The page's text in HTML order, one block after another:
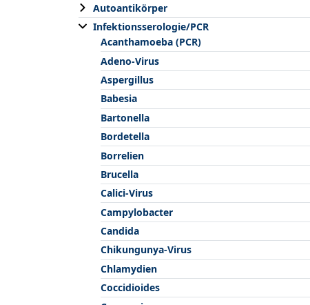
Autoantikörper
Infektionsserologie/PCR
Acanthamoeba (PCR)
Adeno-Virus
Aspergillus
Babesia
Bartonella
Bordetella
Borrelien
Brucella
Calici-Virus
Campylobacter
Candida
Chikungunya-Virus
Chlamydien
Coccidioides